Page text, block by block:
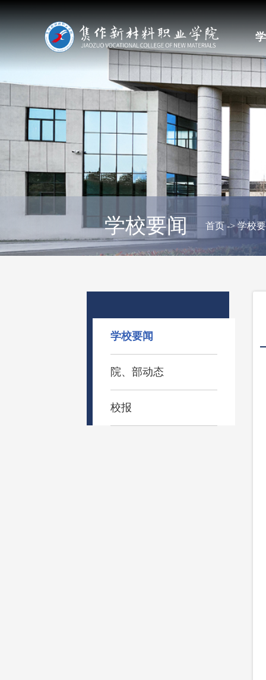
学校要闻 首页->学校
学校要闻
院、部动态
校报